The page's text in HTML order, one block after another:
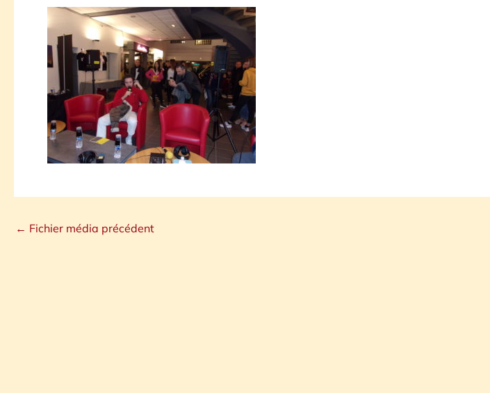
← Fichier média précédent